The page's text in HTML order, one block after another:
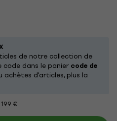
de notre collection de
code dans le panier code de
achètes d'articles, plus la
€